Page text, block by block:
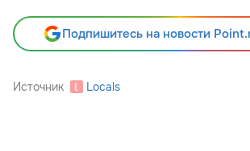
Подпишитесь на новости
Источник Locals